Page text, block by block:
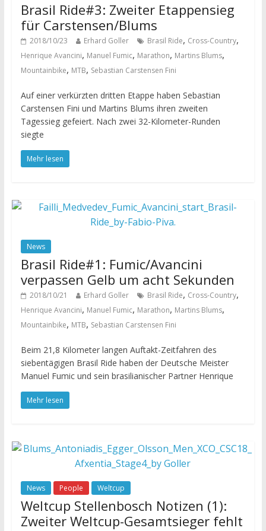
Brasil Ride#3: Zweiter Etappensieg
für Carstensen/Blums
2018/10/23 Erhard Goller Brasil Ride, Cross-Country,
Henrique Avancini, Manuel Fumic, Marathon, Martins Blums,
Mountainbike, MTB, Sebastian Carstensen Fini
Auf einer verkürzten dritten Etappe haben Sebastian
Carstensen Fini und Martins Blums ihren zweiten
Tagessieg gefeiert. Nach zwei 32-Kilometer-Runden
siegte
Mehr lesen
News
Brasil Ride#1: Fumic/Avancini
verpassen Gelb um acht Sekunden
2018/10/21 Erhard Goller Brasil Ride, Cross-Country,
Henrique Avancini, Manuel Fumic, Marathon, Martins Blums,
Mountainbike, MTB, Sebastian Carstensen Fini
Beim 21,8 Kilometer langen Auftakt-Zeitfahren des
siebentägigen Brasil Ride haben der Deutsche Meister
Manuel Fumic und sein brasilianischer Partner Henrique
Mehr lesen
News People Weltcup
Weltcup Stellenbosch Notizen (1):
Zweiter Weltcup-Gesamtsieger fehlt